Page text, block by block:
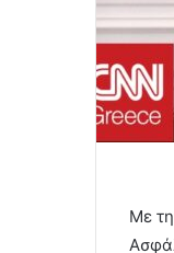
Με